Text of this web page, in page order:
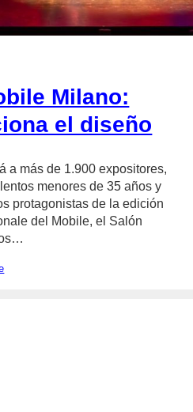
Milano:
el diseño
a más de 1.900 expositores,
menores de 35 años y
protagonistas de la edición
del Mobile, el Salón
author/lujan-